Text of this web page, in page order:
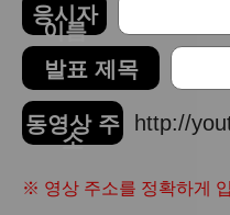
응시자
이름
발표 제목
동영상 주
소
http://
※ 영상 주소를 정확하게